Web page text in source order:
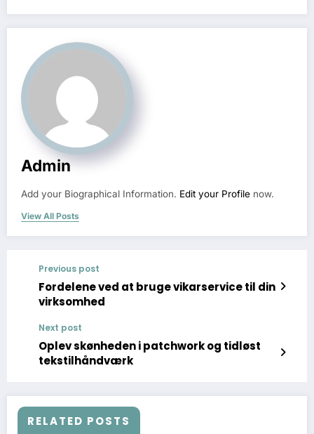
Admin
Add your Biographical Information. Edit your Profile now.
View All Posts
Previous post
Fordelene ved at bruge vikarservice til din
virksomhed
Next post
Oplev skønheden i patchwork og tidløst
tekstilhåndværk
RELATED POSTS